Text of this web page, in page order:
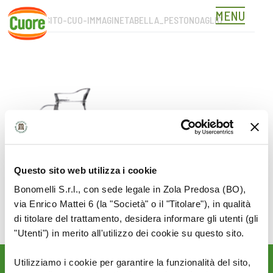
Questo sito web utilizza i cookie
Bonomelli S.r.l., con sede legale in Zola Predosa (BO),
via Enrico Mattei 6 (la "Società" o il "Titolare"), in qualità
di titolare del trattamento, desidera informare gli utenti (gli
"Utenti") in merito all'utilizzo dei cookie su questo sito.
Utilizziamo i cookie per garantire la funzionalità del sito,
Skip
MENU
NUOVOSITO-CUO-IMMAGINETABELLA_PESTONOAGLIO